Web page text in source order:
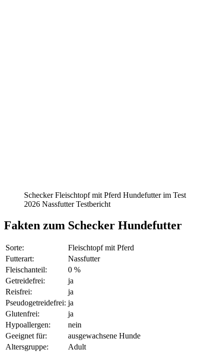
Schecker Fleischtopf mit Pferd Hundefutter im Test
2026 Nassfutter Testbericht
Fakten zum Schecker Hundefutter
Sorte:
Fleischtopf mit Pferd
Futterart:
Nassfutter
Fleischanteil:
0 %
Getreidefrei:
ja
Reisfrei:
ja
Pseudogetreidefrei: ja
Glutenfrei:
ja
Hypoallergen:
nein
Geeignet für:
ausgewachsene Hunde
Altersgruppe:
Adult